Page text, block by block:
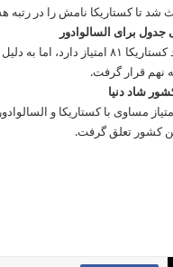
برای السالوادور
السالوادور هم مانند
نهم قرار گرفت.
شاد دنیا
امتیاز مساوی با کستاریکا و
کشور تعلق گرفت.